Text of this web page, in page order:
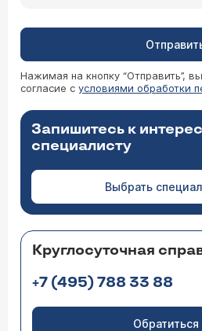
Нажимая на кнопку “Отправить”,
согласие с условиями обработки
Запишитесь к
специалисту
Выбрать
Круглосуточная
+7 (495) 788 33 88
Обратиться